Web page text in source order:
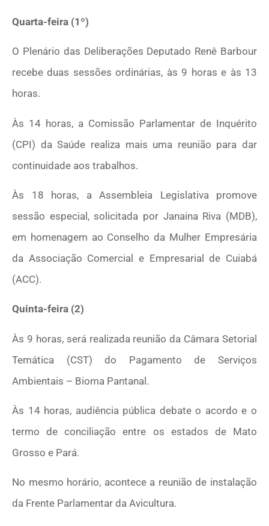
Quarta-feira (1º)
O Plenário das Deliberações Deputado Renê Barbour
recebe duas sessões ordinárias, às 9 horas e às 13
horas.
Às 14 horas, a Comissão Parlamentar de Inquérito
(CPI) da Saúde realiza mais uma reunião para dar
continuidade aos trabalhos.
Às 18 horas, a Assembleia Legislativa promove
sessão especial, solicitada por Janaina Riva (MDB),
em homenagem ao Conselho da Mulher Empresária
da Associação Comercial e Empresarial de Cuiabá
(ACC).
Quinta-feira (2)
Às 9 horas, será realizada reunião da Câmara Setorial
Temática (CST) do Pagamento de Serviços
Ambientais – Bioma Pantanal.
Às 14 horas, audiência pública debate o acordo e o
termo de conciliação entre os estados de Mato
Grosso e Pará.
No mesmo horário, acontece a reunião de instalação
da Frente Parlamentar da Avicultura.